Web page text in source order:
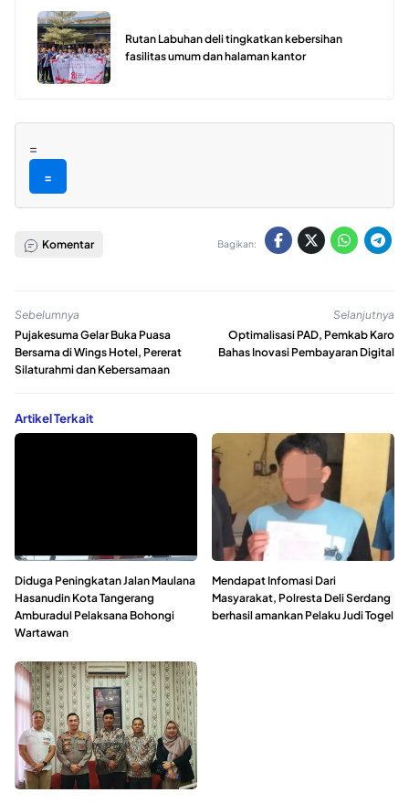
Rutan Labuhan deli tingkatkan kebersihan
fasilitas umum dan halaman kantor
=
=
Komentar Bagikan:
Sebelumnya
Pujakesuma Gelar Buka Puasa
Bersama di Wings Hotel, Pererat
Silaturahmi dan Kebersamaan
Selanjutnya
Optimalisasi PAD, Pemkab Karo
Bahas Inovasi Pembayaran Digital
Artikel Terkait
Diduga Peningkatan Jalan Maulana
Hasanudin Kota Tangerang
Amburadul Pelaksana Bohongi
Wartawan
Mendapat Infomasi Dari
Masyarakat, Polresta Deli Serdang
berhasil amankan Pelaku Judi Togel